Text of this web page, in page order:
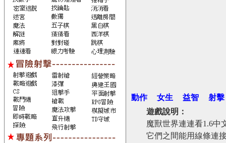
動作 女生 益智
射擊
遊戲說明：
魔獸世界連連看1.6中
它們之間能用線條連